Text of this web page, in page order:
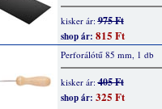
kisker ár:975 Ft
shop ár: 815 Ft
Perforálótű 85 mm, 1 db
kisker ár:405 Ft
shop ár: 325 Ft